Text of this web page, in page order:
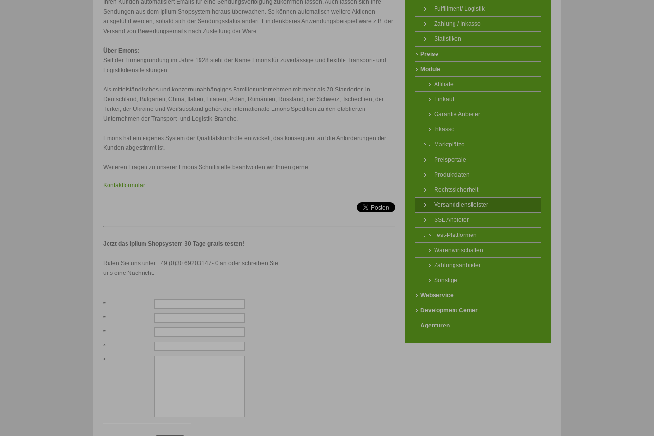
Ihren Kunden automatisiert Emails für eine Sendungsverfolgung zukommen lassen. Auch lassen sich Ihre
Sendungen aus dem Ipilum Shopsystem heraus überwachen. So können automatisch weitere Aktionen
ausgeführt werden, sobald sich der Sendungsstatus ändert. Ein denkbares Anwendungsbeispiel wäre z.B. der
Versand von Bewertungsemails nach Zustellung der Ware.
Über Emons:
Seit der Firmengründung im Jahre 1928 steht der Name Emons für zuverlässige und flexible Transport- und
Logistikdienstleistungen.
Als mittelständisches und konzernunabhängiges Familienunternehmen mit mehr als 70 Standorten in
Deutschland, Bulgarien, China, Italien, Litauen, Polen, Rumänien, Russland, der Schweiz, Tschechien, der
Türkei, der Ukraine und Weißrussland gehört die internationale Emons Spedition zu den etablierten
Unternehmen der Transport- und Logistik-Branche.
Emons hat ein eigenes System der Qualitätskontrolle entwickelt, das konsequent auf die Anforderungen der
Kunden abgestimmt ist.
Weiteren Fragen zu unserer Emons Schnittstelle beantworten wir Ihnen gerne.
Kontaktformular
Jetzt das Ipilum Shopsystem 30 Tage gratis testen!
Rufen Sie uns unter +49 (0)30 69203147- 0 an oder schreiben Sie
uns eine Nachricht:
*
*
*
*
*
Fulfillment/ Logistik
Zahlung / Inkasso
Statistiken
Preise
Module
Affiliate
Einkauf
Garantie Anbieter
Inkasso
Marktplätze
Preisportale
Produktdaten
Rechtssicherheit
Versanddienstleister
SSL Anbieter
Test-Plattformen
Warenwirtschaften
Zahlungsanbieter
Sonstige
Webservice
Development Center
Agenturen